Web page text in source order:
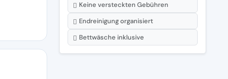
Keine versteckten Gebühren
Endreinigung organisiert
Bettwäsche inklusive